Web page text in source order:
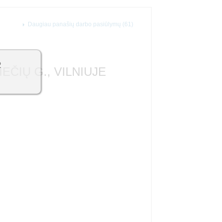
G., VILNIUJE
Daugiau panašių darbo pasiūlymų (61)